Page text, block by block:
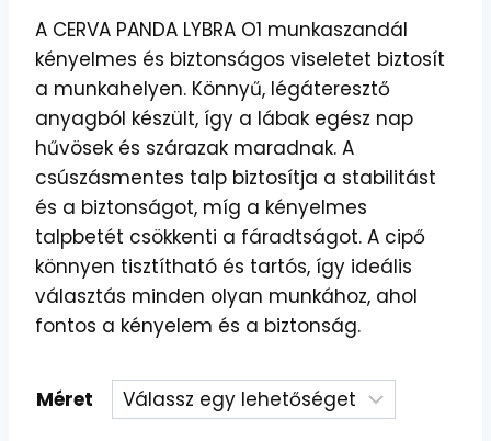
A CERVA PANDA LYBRA O1 munkaszandál
kényelmes és biztonságos viseletet biztosít
a munkahelyen. Könnyű, légáteresztő
anyagból készült, így a lábak egész nap
hűvösek és szárazak maradnak. A
csúszásmentes talp biztosítja a stabilitást
és a biztonságot, míg a kényelmes
talpbetét csökkenti a fáradtságot. A cipő
könnyen tisztítható és tartós, így ideális
választás minden olyan munkához, ahol
fontos a kényelem és a biztonság.
Méret